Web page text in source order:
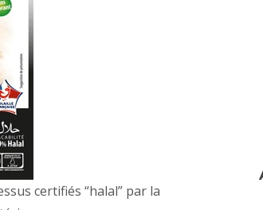
certifiés “halal” par la